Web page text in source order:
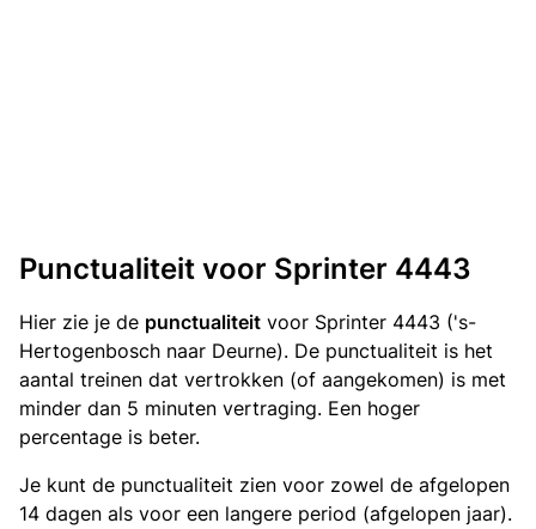
Punctualiteit voor Sprinter 4443
Hier zie je de punctualiteit voor Sprinter 4443 ('s-
Hertogenbosch naar Deurne). De punctualiteit is het
aantal treinen dat vertrokken (of aangekomen) is met
minder dan 5 minuten vertraging. Een hoger
percentage is beter.
Je kunt de punctualiteit zien voor zowel de afgelopen
14 dagen als voor een langere period (afgelopen jaar).